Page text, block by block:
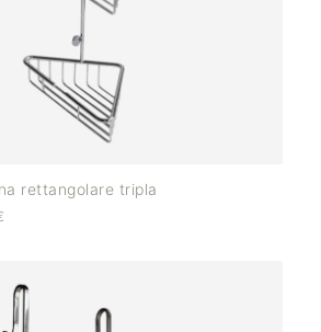
rettangolare tripla